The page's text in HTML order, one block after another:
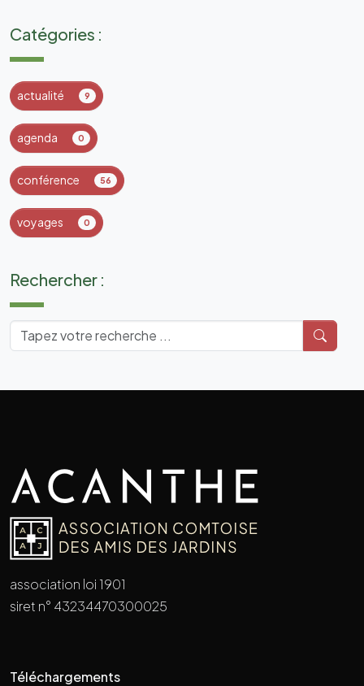
Rechercher :
Catégories :
actualité 9
agenda 0
conférence 56
voyages 0
association loi 1901
siret n° 43234470300025
Téléchargements